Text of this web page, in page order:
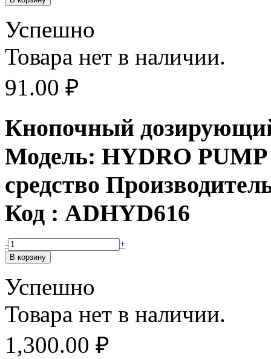
Успешно
Товара нет в наличии.
91.00 ₽
Кнопочный дозирующий
Модель: HYDRO
средство
Код : ADHYD616
- +
Успешно
Товара нет в наличии.
1,300.00 ₽